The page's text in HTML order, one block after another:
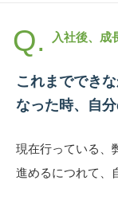
入社後、成
これまででき
なった時、自
現在行っている、
進めるにつれて、